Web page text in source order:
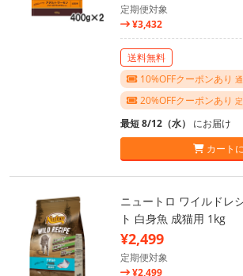
定期便対象
¥3,432
送料無料
10%OFFクーポンあり
20%OFFクーポンあり
最短 8/12（水） にお届け
カート
ニュートロ ワイルドレ
ト 白身魚 成猫用 1kg
¥2,499
定期便対象
¥2,499